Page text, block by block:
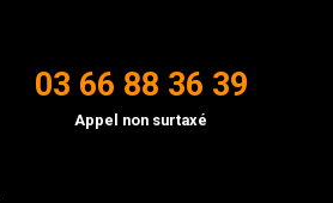
03 66 88 36 39
Appel non surtaxé